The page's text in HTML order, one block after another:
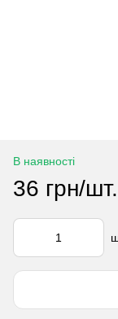
В наявності
36 грн/шт.